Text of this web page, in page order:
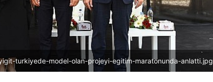
turkiyede-model-olan-projeyi-egitim-maratonunda-anlatti.jpg